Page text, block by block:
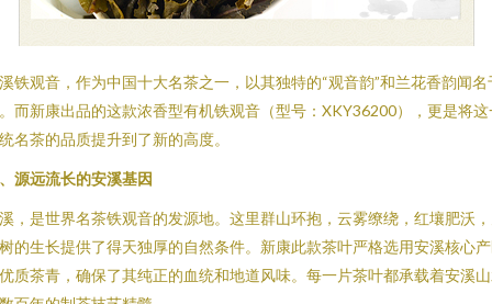
铁观音，作为中国十大名茶之一，以其独特的“观音韵”和兰花香韵闻名
而新康出品的这款浓香型有机铁观音（型号：XKY36200），更是将这
名茶的品质提升到了新的高度。
源远流长的安溪基因
，是世界名茶铁观音的发源地。这里群山环抱，云雾缭绕，红壤肥沃
的生长提供了得天独厚的自然条件。新康此款茶叶严格选用安溪核心
质茶青，确保了其纯正的血统和地道风味。每一片茶叶都承载着安溪